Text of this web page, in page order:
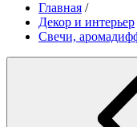
Главная /
Декор и интерьер
Свечи,